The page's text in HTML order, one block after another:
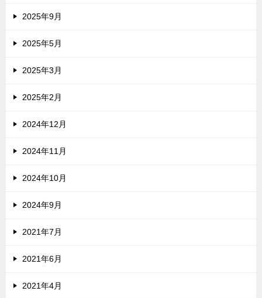
2025年9月
2025年5月
2025年3月
2025年2月
2024年12月
2024年11月
2024年10月
2024年9月
2021年7月
2021年6月
2021年4月